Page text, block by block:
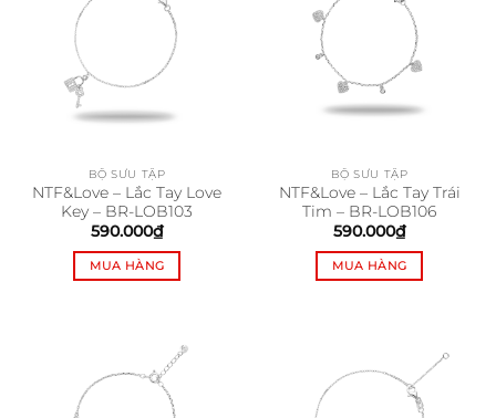
BỘ SƯU TẬP
NTF&Love – Lắc Tay Love
Key – BR-LOB103
590.000₫
MUA HÀNG
BỘ SƯU TẬP
NTF&Love – Lắc Tay Trái
Tim – BR-LOB106
590.000₫
MUA HÀNG